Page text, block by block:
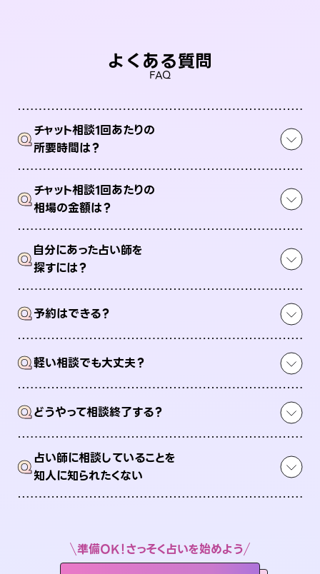
よくある質問
FAQ
Qチャット相談1回あたりの
所要時間は？
Qチャット相談1回あたりの
相場の金額は？
Q自分にあった占い師を
探すには？
Q予約はできる？
Q軽い相談でも大丈夫？
Qどうやって相談終了する？
Q占い師に相談していることを
知人に知られたくない
準備OK！さっそく占いを始めよう